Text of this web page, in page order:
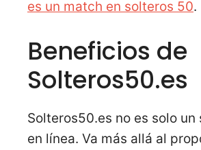
es un match en solteros 50.
Beneficios de
Solteros50.es
Solteros50.es no es solo
en línea. Va más allá al